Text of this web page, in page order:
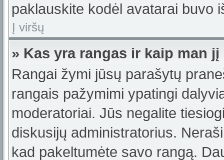
paklauskite kodėl avatarai buvo
Į viršų
» Kas yra rangas ir kaip man
Rangai žymi jūsų parašytų
rangais pažymimi ypatingi
moderatoriai. Jūs negalite
diskusijų administratorius.
kad pakeltumėte savo rangą.